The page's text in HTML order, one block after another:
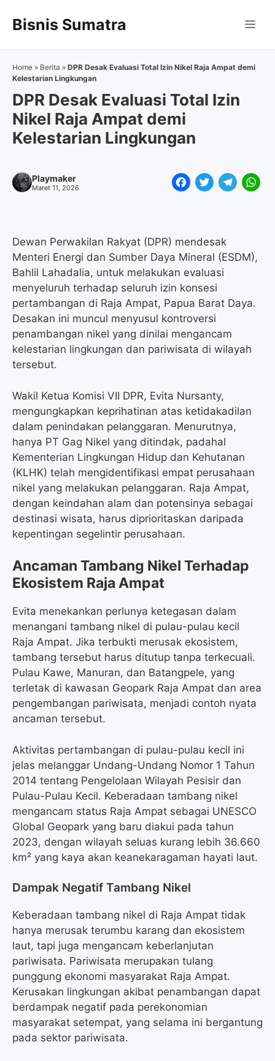
Bisnis Sumatra
Home » Berita » DPR Desak Evaluasi Total Izin Nikel Raja Ampat demi
Kelestarian Lingkungan
DPR Desak Evaluasi Total Izin
Nikel Raja Ampat demi
Kelestarian Lingkungan
Playmaker
Maret 11, 2026
F
e
b
o
o
k
T
t
t
e
r
T
e
g
r
W
s
Dewan Perwakilan Rakyat (DPR) mendesak
Menteri Energi dan Sumber Daya Mineral (ESDM),
Bahlil Lahadalia, untuk melakukan evaluasi
menyeluruh terhadap seluruh izin konsesi
pertambangan di Raja Ampat, Papua Barat Daya.
Desakan ini muncul menyusul kontroversi
penambangan nikel yang dinilai mengancam
kelestarian lingkungan dan pariwisata di wilayah
tersebut.
Wakil Ketua Komisi VII DPR, Evita Nursanty,
mengungkapkan keprihatinan atas ketidakadilan
dalam penindakan pelanggaran. Menurutnya,
hanya PT Gag Nikel yang ditindak, padahal
Kementerian Lingkungan Hidup dan Kehutanan
(KLHK) telah mengidentifikasi empat perusahaan
nikel yang melakukan pelanggaran. Raja Ampat,
dengan keindahan alam dan potensinya sebagai
destinasi wisata, harus diprioritaskan daripada
kepentingan segelintir perusahaan.
Ancaman Tambang Nikel Terhadap
Ekosistem Raja Ampat
Evita menekankan perlunya ketegasan dalam
menangani tambang nikel di pulau-pulau kecil
Raja Ampat. Jika terbukti merusak ekosistem,
tambang tersebut harus ditutup tanpa terkecuali.
Pulau Kawe, Manuran, dan Batangpele, yang
terletak di kawasan Geopark Raja Ampat dan area
pengembangan pariwisata, menjadi contoh nyata
ancaman tersebut.
Aktivitas pertambangan di pulau-pulau kecil ini
jelas melanggar Undang-Undang Nomor 1 Tahun
2014 tentang Pengelolaan Wilayah Pesisir dan
Pulau-Pulau Kecil. Keberadaan tambang nikel
mengancam status Raja Ampat sebagai UNESCO
Global Geopark yang baru diakui pada tahun
2023, dengan wilayah seluas kurang lebih 36.660
km² yang kaya akan keanekaragaman hayati laut.
Dampak Negatif Tambang Nikel
Keberadaan tambang nikel di Raja Ampat tidak
hanya merusak terumbu karang dan ekosistem
laut, tapi juga mengancam keberlanjutan
pariwisata. Pariwisata merupakan tulang
punggung ekonomi masyarakat Raja Ampat.
Kerusakan lingkungan akibat penambangan dapat
berdampak negatif pada perekonomian
masyarakat setempat, yang selama ini bergantung
pada sektor pariwisata.